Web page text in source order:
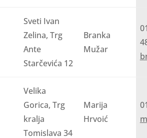
Sveti Ivan
Zelina, Trg
Ante
Starčevića 12
Branka
Mužar
Velika
Gorica, Trg
kralja
Tomislava 34
Marija
Hrvoić